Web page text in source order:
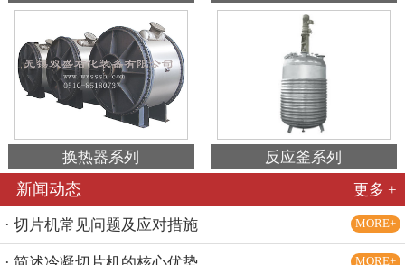
换热器系列 反应釜系列
新闻动态 更多 +
· 切片机常见问题及应对措施 MORE+
MORE+